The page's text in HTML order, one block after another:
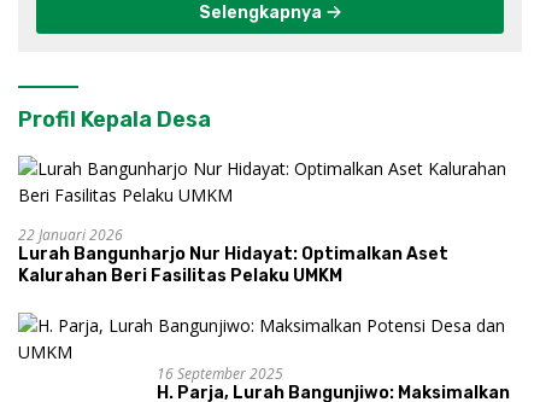
Selengkapnya
Profil Kepala Desa
22 Januari 2026
Lurah Bangunharjo Nur Hidayat: Optimalkan Aset
Kalurahan Beri Fasilitas Pelaku UMKM
16 September 2025
H. Parja, Lurah Bangunjiwo: Maksimalkan